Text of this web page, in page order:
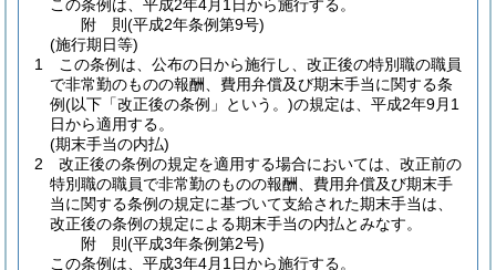
この条例は、平成2年4月1日から施行する。
附 則(平成2年条例第9号)
(施行期日等)
1
この条例は、公布の日から施行し、改正後の特別職の職員
で非常勤のものの報酬、費用弁償及び期末手当に関する条
例(以下「改正後の条例」という。)の規定は、平成2年9月1
日から適用する。
(期末手当の内払)
2
改正後の条例の規定を適用する場合においては、改正前の
特別職の職員で非常勤のものの報酬、費用弁償及び期末手
当に関する条例の規定に基づいて支給された期末手当は、
改正後の条例の規定による期末手当の内払とみなす。
附 則(平成3年条例第2号)
この条例は、平成3年4月1日から施行する。